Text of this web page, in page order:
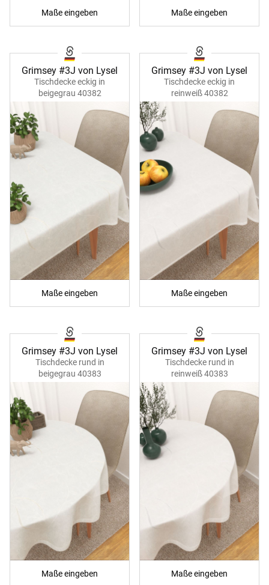
Maße eingeben Maße eingeben
Grimsey #3J von Lysel
Tischdecke eckig in
beigegrau 40382
Maße eingeben
Grimsey #3J von Lysel
Tischdecke eckig in
reinweiß 40382
Maße eingeben
Grimsey #3J von Lysel
Tischdecke rund in
beigegrau 40383
Maße eingeben
Grimsey #3J von Lysel
Tischdecke rund in
reinweiß 40383
Maße eingeben